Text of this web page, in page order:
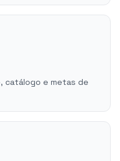
catálogo e metas de